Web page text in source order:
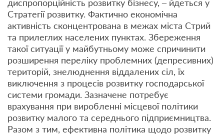
диспропорційність розвитку бізнесу, – йдеться у
Стратегії розвитку. Фактично економічна
активність сконцентрована в межах міста Стрий
та прилеглих населених пунктах. Збереження
такої ситуації у майбутньому може спричинити
розширення переліку проблемних (депресивних)
територій, знелюднення віддалених сіл, їх
виключення з процесів розвитку господарської
системи громади. Зазначене потребує
врахування при виробленні місцевої політики
розвитку малого та середнього підприємництва.
Разом з тим, ефективна політика щодо розвитку